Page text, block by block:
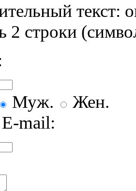
текст:
2 строки
Муж.
Жен.
mail: